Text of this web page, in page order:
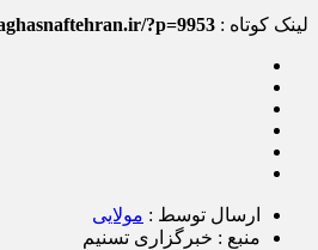
لینک کوتاه : ?p=9953
ارسال توسط : مولایی
منبع : خبرگزاری تسنیم